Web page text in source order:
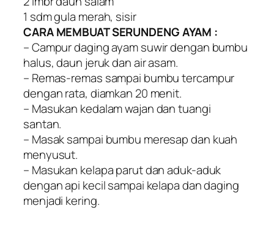
1 sdm gula merah, sisir
CARA MEMBUAT SERUNDENG AYAM :
– Campur daging ayam suwir dengan bumbu
halus, daun jeruk dan air asam.
– Remas-remas sampai bumbu tercampur
dengan rata, diamkan 20 menit.
– Masukan kedalam wajan dan tuangi
santan.
– Masak sampai bumbu meresap dan kuah
menyusut.
– Masukan kelapa parut dan aduk-aduk
dengan api kecil sampai kelapa dan daging
menjadi kering.